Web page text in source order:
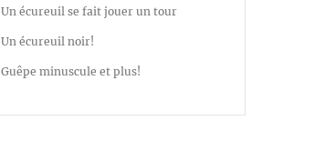
Un écureuil se fait jouer un tour
Un écureuil noir!
Guêpe minuscule et plus!